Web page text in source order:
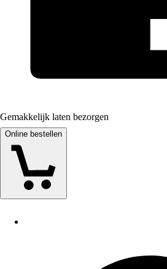
Gemakkelijk laten bezorgen
Online bestellen